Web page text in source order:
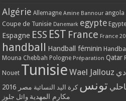
Algérie Allemagne Amine Bannour angola
Coupe de Tunisie Danemark egypte
Espagne ESS EST France France
handball Handball féminin
Mouna Chebbah Pologne Préparation Qatar
Nouet Tunisie Wael Jallouz
تونس كرة اليد النسائية مصر 2016
مكارم المهدية وائل جلوز